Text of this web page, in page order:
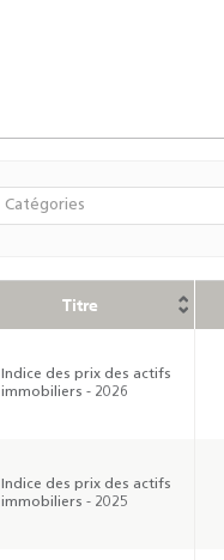
Titre
Indice des prix des actifs
immobiliers - 2026
Indice des prix des actifs
immobiliers - 2025